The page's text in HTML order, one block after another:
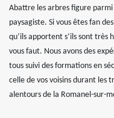
Abattre les arbres figure
paysagiste. Si vous êtes fan
qu’ils apportent s’ils sont très
vous faut. Nous avons des
tous suivi des formations en
celle de vos voisins durant les
alentours de la Romanel-sur-